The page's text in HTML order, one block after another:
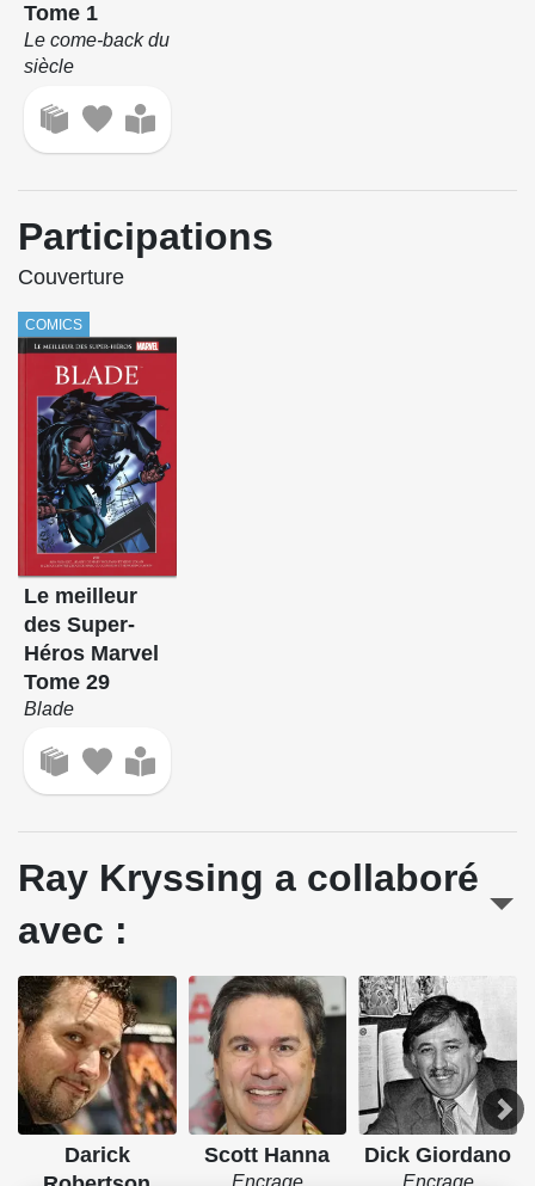
Tome 1
Le come-back du
siècle
Participations
Couverture
COMICS
Le meilleur
des Super-
Héros Marvel
Tome 29
Blade
Ray Kryssing a collaboré
avec :
Darick
Scott Hanna
Encrage
Dick Giordano
Encrage